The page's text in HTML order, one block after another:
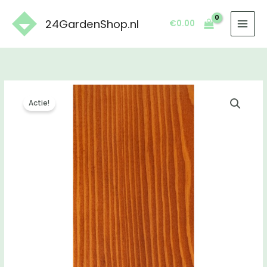
naar
inhoud
24GardenShop.nl €0.00
Actie!